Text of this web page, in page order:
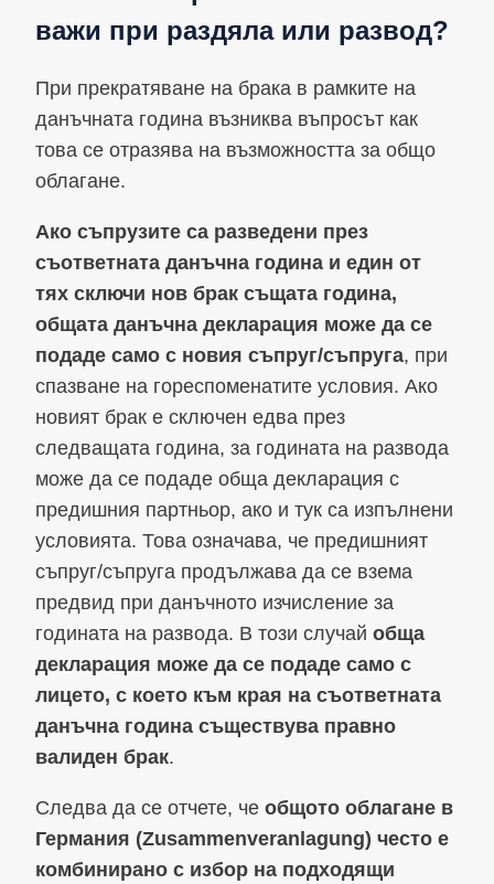
важи при раздяла или развод?
При прекратяване на брака в рамките на
данъчната година възниква въпросът как
това се отразява на възможността за общо
облагане.
Ако съпрузите са разведени през
съответната данъчна година и един от
тях сключи нов брак същата година,
общата данъчна декларация може да се
подаде само с новия съпруг/съпруга, при
спазване на гореспоменатите условия. Ако
новият брак е сключен едва през
следващата година, за годината на развода
може да се подаде обща декларация с
предишния партньор, ако и тук са изпълнени
условията. Това означава, че предишният
съпруг/съпруга продължава да се взема
предвид при данъчното изчисление за
годината на развода. В този случай обща
декларация може да се подаде само с
лицето, с което към края на съответната
данъчна година съществува правно
валиден брак.
Следва да се отчете, че общото облагане в
Германия (Zusammenveranlagung) често е
комбинирано с избор на подходящи